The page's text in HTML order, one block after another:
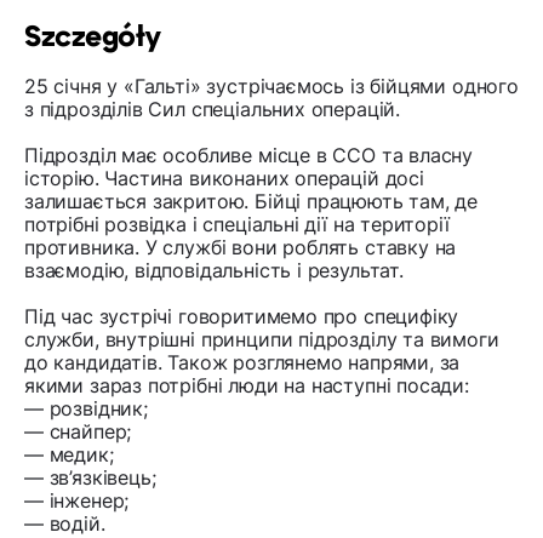
Szczegóły
25 січня у «Гальті» зустрічаємось із бійцями одного
з підрозділів Сил спеціальних операцій.
Підрозділ має особливе місце в ССО та власну
історію. Частина виконаних операцій досі
залишається закритою. Бійці працюють там, де
потрібні розвідка і спеціальні дії на території
противника. У службі вони роблять ставку на
взаємодію, відповідальність і результат.
Під час зустрічі говоритимемо про специфіку
служби, внутрішні принципи підрозділу та вимоги
до кандидатів. Також розглянемо напрями, за
якими зараз потрібні люди на наступні посади:
— розвідник;
— снайпер;
— медик;
— зв’язківець;
— інженер;
— водій.